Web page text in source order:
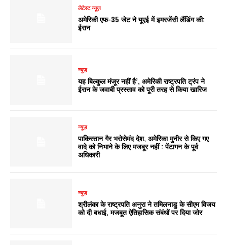
लेटेस्ट न्यूज़
अमेरिकी एफ-35 जेट ने यूएई में इमरजेंसी लैंडिंग की:
ईरान
न्यूज़
यह बिल्कुल मंजूर नहीं है’, अमेरिकी राष्ट्रपति ट्रंप ने
ईरान के जवाबी प्रस्ताव को पूरी तरह से किया खारिज
न्यूज़
पाकिस्तान गैर भरोसेमंद देश, अमेरिका मुनीर से किए गए
वादे को निभाने के लिए मजबूर नहीं : पेंटागन के पूर्व
अधिकारी
न्यूज़
श्रीलंका के राष्ट्रपति अनुरा ने तमिलनाडु के सीएम विजय
को दी बधाई, मजबूत ऐतिहासिक संबंधों पर दिया जोर